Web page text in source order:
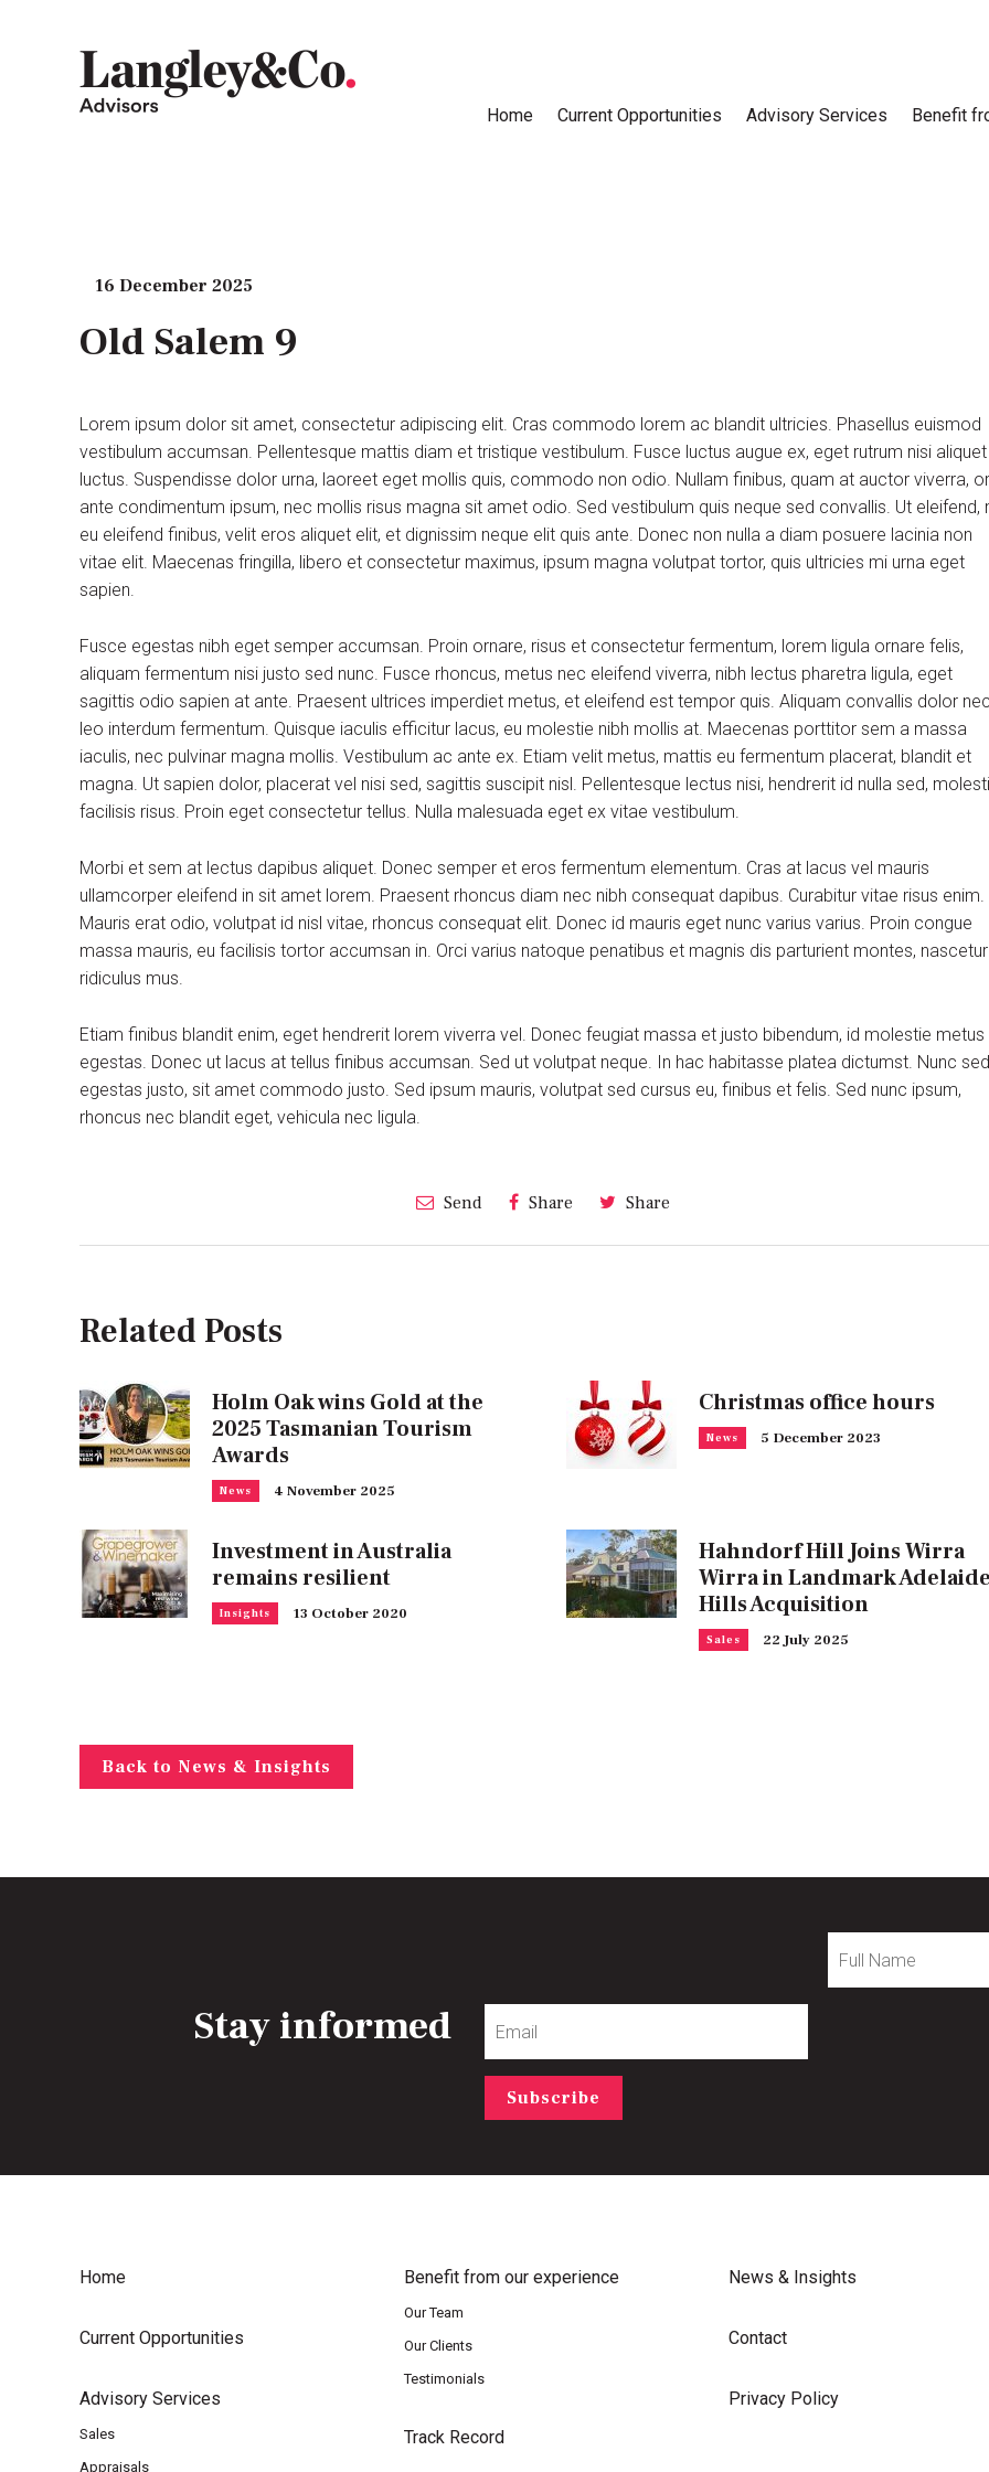
Home Current Opportunities Advisory Services Benefit
16 December 2025
Old Salem 9
Lorem ipsum dolor sit amet, consectetur adipiscing elit. Cras commodo lorem ac blandit ultricies. Phasellus euismod
vestibulum accumsan. Pellentesque mattis diam et tristique vestibulum. Fusce luctus augue ex, eget rutrum nisi aliquet
luctus. Suspendisse dolor urna, laoreet eget mollis quis, commodo non odio. Nullam finibus, quam at auctor viverra,
ante condimentum ipsum, nec mollis risus magna sit amet odio. Sed vestibulum quis neque sed convallis. Ut eleifend,
eu eleifend finibus, velit eros aliquet elit, et dignissim neque elit quis ante. Donec non nulla a diam posuere lacinia non
vitae elit. Maecenas fringilla, libero et consectetur maximus, ipsum magna volutpat tortor, quis ultricies mi urna eget
sapien.
Fusce egestas nibh eget semper accumsan. Proin ornare, risus et consectetur fermentum, lorem ligula ornare felis,
aliquam fermentum nisi justo sed nunc. Fusce rhoncus, metus nec eleifend viverra, nibh lectus pharetra ligula, eget
sagittis odio sapien at ante. Praesent ultrices imperdiet metus, et eleifend est tempor quis. Aliquam convallis dolor
leo interdum fermentum. Quisque iaculis efficitur lacus, eu molestie nibh mollis at. Maecenas porttitor sem a massa
iaculis, nec pulvinar magna mollis. Vestibulum ac ante ex. Etiam velit metus, mattis eu fermentum placerat, blandit et
magna. Ut sapien dolor, placerat vel nisi sed, sagittis suscipit nisl. Pellentesque lectus nisi, hendrerit id nulla sed,
facilisis risus. Proin eget consectetur tellus. Nulla malesuada eget ex vitae vestibulum.
Morbi et sem at lectus dapibus aliquet. Donec semper et eros fermentum elementum. Cras at lacus vel mauris
ullamcorper eleifend in sit amet lorem. Praesent rhoncus diam nec nibh consequat dapibus. Curabitur vitae risus enim.
Mauris erat odio, volutpat id nisl vitae, rhoncus consequat elit. Donec id mauris eget nunc varius varius. Proin congue
massa mauris, eu facilisis tortor accumsan in. Orci varius natoque penatibus et magnis dis parturient montes, nascetur
ridiculus mus.
Etiam finibus blandit enim, eget hendrerit lorem viverra vel. Donec feugiat massa et justo bibendum, id molestie metus
egestas. Donec ut lacus at tellus finibus accumsan. Sed ut volutpat neque. In hac habitasse platea dictumst. Nunc sed
egestas justo, sit amet commodo justo. Sed ipsum mauris, volutpat sed cursus eu, finibus et felis. Sed nunc ipsum,
rhoncus nec blandit eget, vehicula nec ligula.
Send Share Share
Related Posts
Holm Oak wins Gold at the
2025 Tasmanian Tourism
Awards
News 4 November 2025
Christmas office hours
News 5 December 2023
Investment in Australia
remains resilient
Insights 13 October 2020
Hahndorf Hill Joins Wirra
Wirra in Landmark
Hills Acquisition
Sales 22 July 2025
Back to News & Insights
Stay informed
Name
Subscribe
Home
Current Opportunities
Advisory Services
Sales
Appraisals
Benefit from our experience
Our Team
Our Clients
Testimonials
Track Record
News & Insights
Contact
Privacy Policy